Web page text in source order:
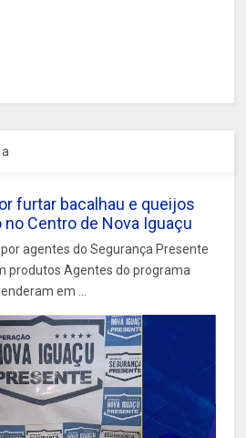
furtar bacalhau e queijos
Centro de Nova Iguaçu
agentes do Segurança Presente
produtos Agentes do programa
em ...